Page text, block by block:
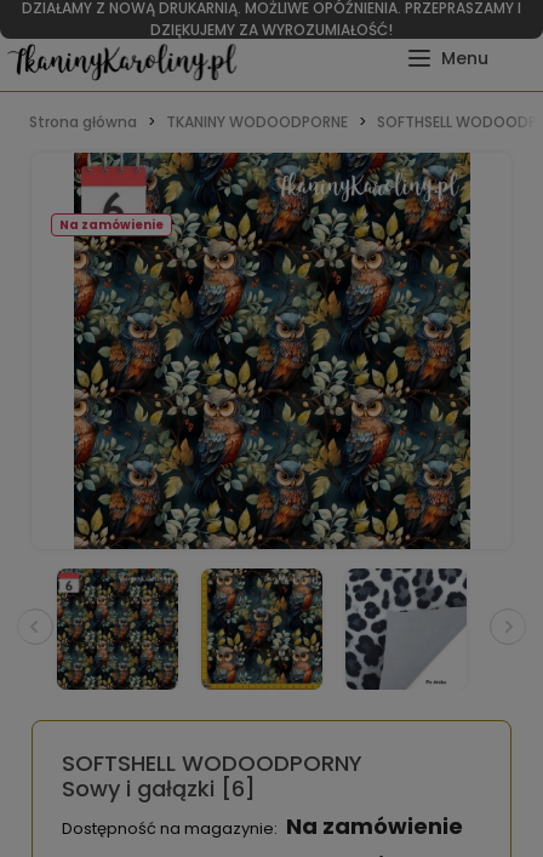
DZIAŁAMY Z NOWĄ DRUKARNIĄ. MOŻLIWE OPÓŹNIENIA. PRZEPRASZAMY I
DZIĘKUJEMY ZA WYROZUMIAŁOŚĆ!
Strona główna TKANINY WODOODPORNE SOFTHSELL
Na zamówienie
SOFTSHELL WODOODPORNY
Sowy i gałązki [6]
Dostępność na magazynie: Na zamówienie